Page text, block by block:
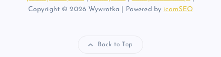
Copyright © 2026 Wywrotka | Powered by icomSEO
Back to Top